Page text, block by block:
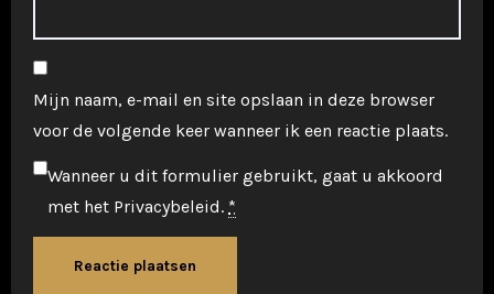
Mijn naam, e-mail en site opslaan in deze browser
voor de volgende keer wanneer ik een reactie plaats.
Wanneer u dit formulier gebruikt, gaat u akkoord
met het Privacybeleid. *